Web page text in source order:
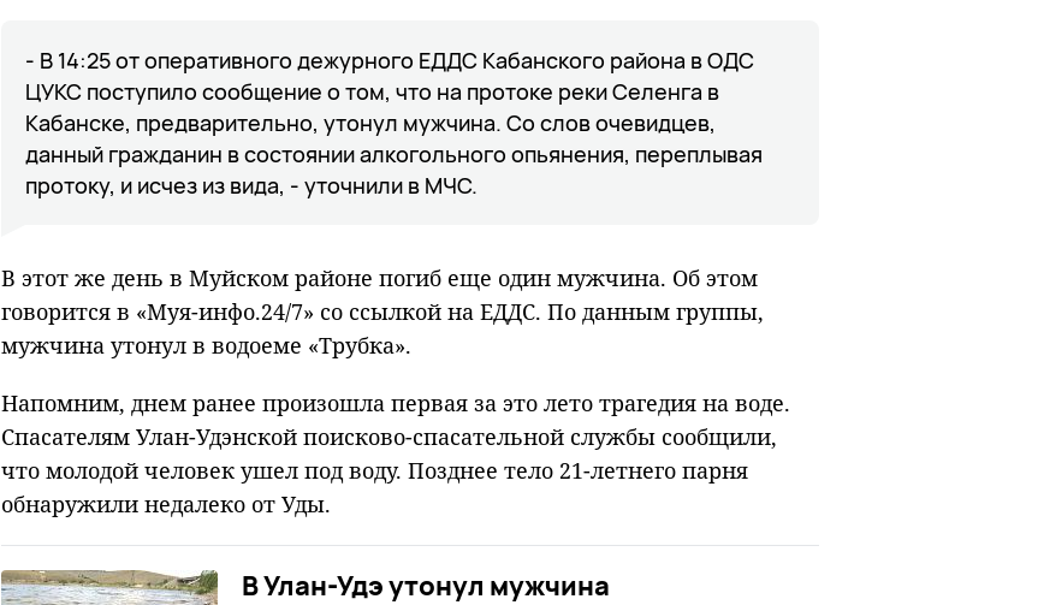
- В 14:25 от оперативного дежурного ЕДДС Кабанского района в ОДС
ЦУКС поступило сообщение о том, что на протоке реки Селенга в
Кабанске, предварительно, утонул мужчина. Со слов очевидцев,
данный гражданин в состоянии алкогольного опьянения, переплывая
протоку, и исчез из вида, - уточнили в МЧС.
В этот же день в Муйском районе погиб еще один мужчина. Об этом
говорится в «Муя-инфо.24/7» со ссылкой на ЕДДС. По данным группы,
мужчина утонул в водоеме «Трубка».
Напомним, днем ранее произошла первая за это лето трагедия на воде.
Спасателям Улан-Удэнской поисково-спасательной службы сообщили,
что молодой человек ушел под воду. Позднее тело 21-летнего парня
обнаружили недалеко от Уды.
В Улан-Удэ утонул мужчина